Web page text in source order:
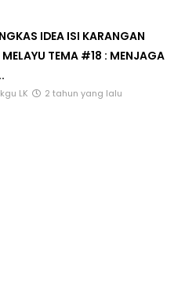
IDEA ISI KARANGAN
TEMA #18 : MENJAGA
LK 2 tahun yang lalu